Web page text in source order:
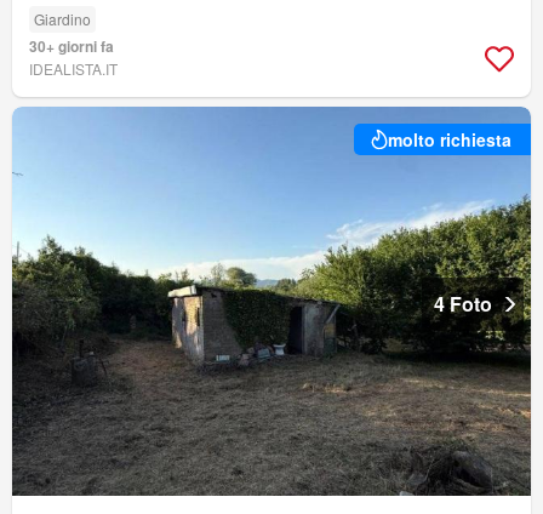
Giardino
30+ giorni fa
IDEALISTA.IT
molto richiesta
4 Foto